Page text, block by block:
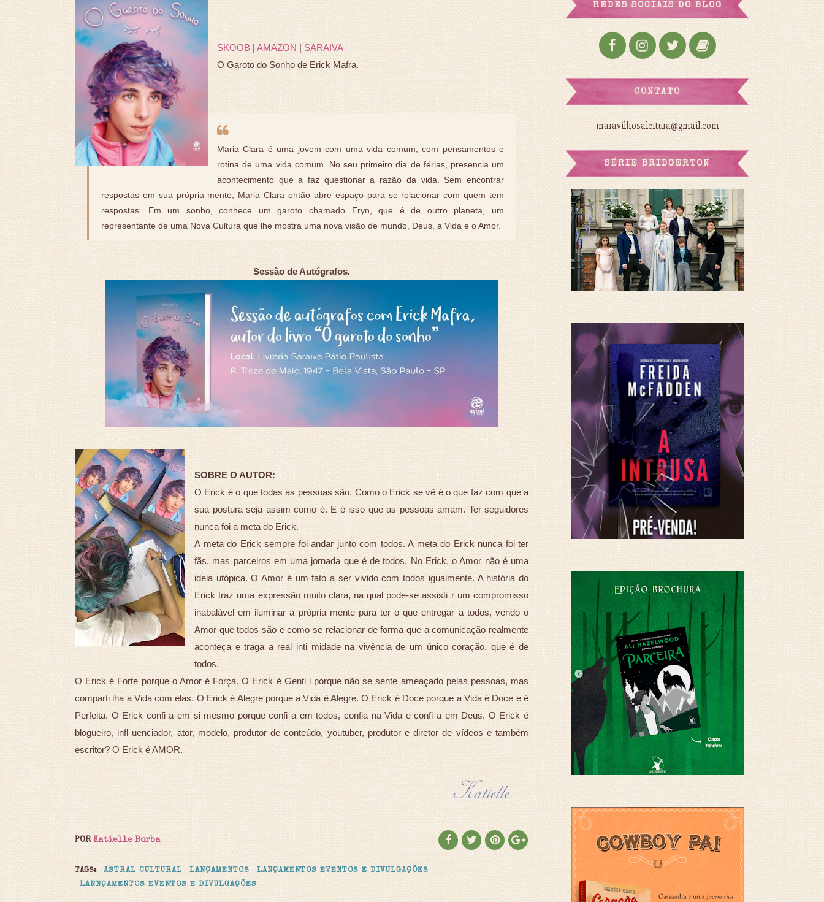
SKOOB|AMAZON| SARAIVA
O Garoto do Sonho de Erick Mafra.
Maria Clara é uma jovem com uma vida comum, com pensamentos e
rotina de uma vida comum. No seu primeiro dia de férias, presencia um
acontecimento que a faz questionar a razão da vida. Sem encontrar
respostas em sua própria mente, Maria Clara então abre espaço para se relacionar com quem tem
respostas. Em um sonho, conhece um garoto chamado Eryn, que é de outro planeta, um
representante de uma Nova Cultura que lhe mostra uma nova visão de mundo, Deus, a Vida e o Amor.
Sessão de Autógrafos.
SOBRE O AUTOR:
O Erick é o que todas as pessoas são. Como o Erick se vê é o que faz com que a
sua postura seja assim como é. E é isso que as pessoas amam. Ter seguidores
nunca foi a meta do Erick.
A meta do Erick sempre foi andar junto com todos. A meta do Erick nunca foi ter
fãs, mas parceiros em uma jornada que é de todos. No Erick, o Amor não é uma
ideia utópica. O Amor é um fato a ser vivido com todos igualmente. A história do
Erick traz uma expressão muito clara, na qual pode-se assisti r um compromisso
inabalável em iluminar a própria mente para ter o que entregar a todos, vendo o
Amor que todos são e como se relacionar de forma que a comunicação realmente
aconteça e traga a real inti midade na vivência de um único coração, que é de
todos.
O Erick é Forte porque o Amor é Força. O Erick é Genti l porque não se sente ameaçado pelas pessoas, mas
comparti lha a Vida com elas. O Erick é Alegre porque a Vida é Alegre. O Erick é Doce porque a Vida é Doce e é
Perfeita. O Erick confi a em si mesmo porque confi a em todos, confia na Vida e confi a em Deus. O Erick é
blogueiro, infl uenciador, ator, modelo, produtor de conteúdo, youtuber, produtor e diretor de vídeos e também
escritor? O Erick é AMOR.
POR Katielle Borba
TAGS: ASTRAL CULTURAL LANÇAMENTOS
LANÇAMENTOS EVENTOS E DIVULGAÇÕES
LANNÇAMENTOS EVENTOS E DIVULGAÇÕES
REDES SOCIAIS DO BLOG
CONTATO
maravilhosaleitura@gmail.com
SÉRIE BRIDGERTON